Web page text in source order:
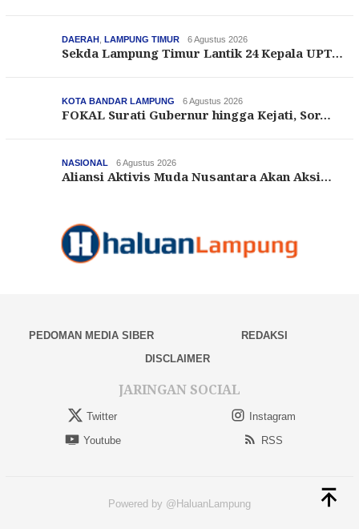
DAERAH LAMPUNG TIMUR 6 Agustus 2026
Sekda Lampung Timur Lantik 24 Kepala UPT…
KOTA BANDAR LAMPUNG 6 Agustus 2026
FOKAL Surati Gubernur hingga Kejati, Sor…
NASIONAL 6 Agustus 2026
Aliansi Aktivis Muda Nusantara Akan Aksi…
PEDOMAN MEDIA SIBER
REDAKSI
DISCLAIMER
JARINGAN SOCIAL
Twitter
Instagram
Youtube
RSS
Powered by @HaluanLampung